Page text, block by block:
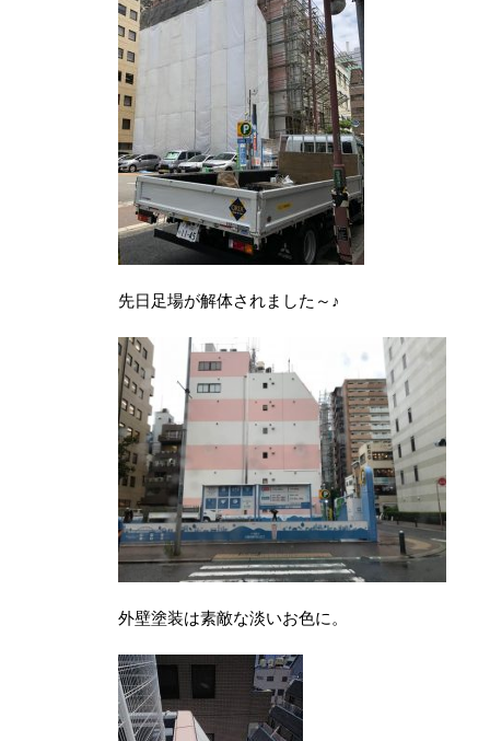
先日足場が解体されました～♪
外壁塗装は素敵な淡いお色に。